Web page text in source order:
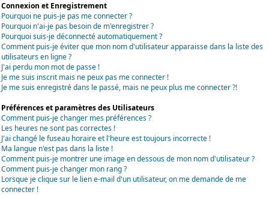
Connexion et Enregistrement
Pourquoi ne puis-je pas me connecter ?
Pourquoi n'ai-je pas besoin de m'enregistrer ?
Pourquoi suis-je déconnecté automatiquement ?
Comment puis-je éviter que mon nom d'utilisateur apparaisse dans la liste des
utilisateurs en ligne ?
J'ai perdu mon mot de passe !
Je me suis inscrit mais ne peux pas me connecter !
Je me suis enregistré dans le passé, mais ne peux plus me connecter ?!
Préférences et paramètres des Utilisateurs
Comment puis-je changer mes préférences ?
Les heures ne sont pas correctes !
J'ai changé le fuseau horaire et l'heure est toujours incorrecte !
Ma langue n'est pas dans la liste !
Comment puis-je montrer une image en dessous de mon nom d'utilisateur ?
Comment puis-je changer mon rang ?
Lorsque je clique sur le lien e-mail d'un utilisateur, on me demande de me
connecter !